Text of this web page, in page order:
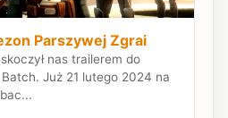
Parszywej Zgrai
nas trailerem do
Już 21 lutego 2024 na